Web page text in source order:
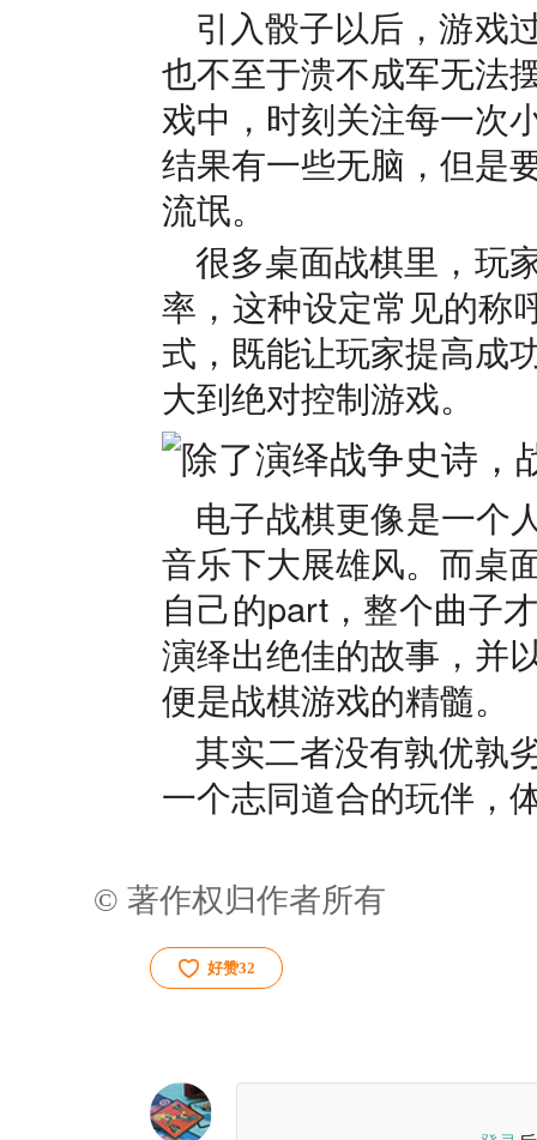
引入骰子以后，游戏
也不至于溃不成军无法
戏中，时刻关注每一次
结果有一些无脑，但是
流氓。
很多桌面战棋里，玩
率，这种设定常见的称
式，既能让玩家提高成
大到绝对控制游戏。
电子战棋更像是一个
音乐下大展雄风。而桌
自己的part，整个曲子
演绎出绝佳的故事，并
便是战棋游戏的精髓。
其实二者没有孰优孰
一个志同道合的玩伴，
© 著作权归作者所有
好赞32